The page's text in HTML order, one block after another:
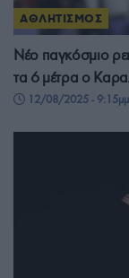
ΑΘΛΗΤΙΣΜΟΣ
Νέο παγκόσμιο
τα 6 μέτρα ο
12/08/2025 - 9:15μμ